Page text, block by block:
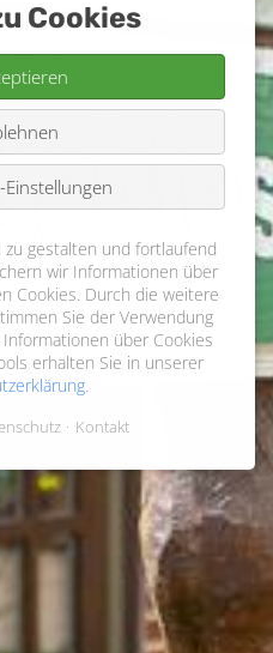
Cookies
gestalten und fortlaufend
wir Informationen über
Cookies. Durch die weitere
Sie der Verwendung
über Cookies
erhalten Sie in unserer
.
Kontakt